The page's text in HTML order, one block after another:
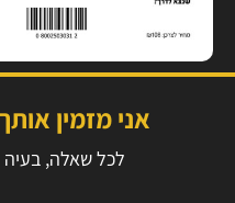
אני מזמין
לכל שאלה, בעיה